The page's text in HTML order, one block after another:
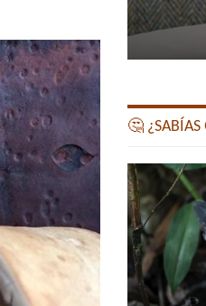
🤔